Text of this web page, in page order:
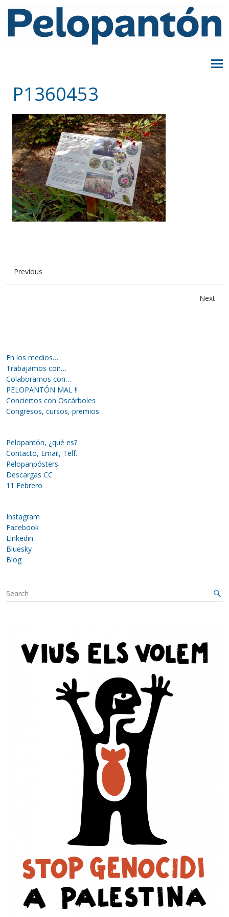
P1360453
Previous
Next
En los medios…
Trabajamos con…
Colaboramos con…
PELOPANTÓN MAL !!
Conciertos con Oscárboles
Congresos, cursos, premios
Pelopantón, ¿qué es?
Contacto, Email, Telf.
Pelopanpósters
Descargas CC
11 Febrero
Instagram
Facebook
Linkedin
Bluesky
Blog
S
e